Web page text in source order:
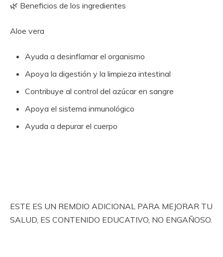
🌿 Beneficios de los ingredientes
Aloe vera
Ayuda a desinflamar el organismo
Apoya la digestión y la limpieza intestinal
Contribuye al control del azúcar en sangre
Apoya el sistema inmunológico
Ayuda a depurar el cuerpo
ESTE ES UN REMDIO ADICIONAL PARA MEJORAR TU
SALUD, ES CONTENIDO EDUCATIVO, NO ENGAÑOSO.